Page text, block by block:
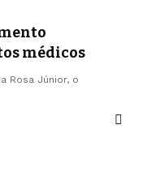
médicos
Rosa Júnior, o